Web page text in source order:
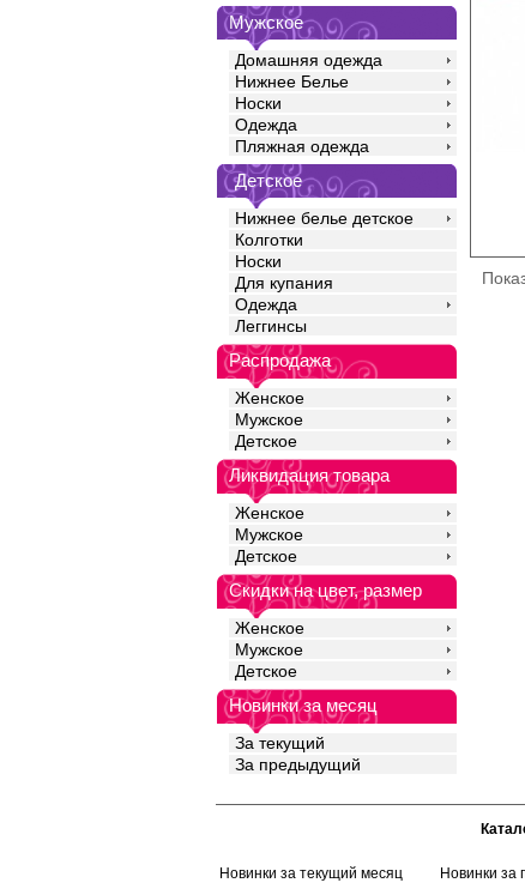
Мужское
Домашняя одежда
Нижнее Белье
Носки
Одежда
Пляжная одежда
Детское
Нижнее белье детское
Колготки
Носки
Для купания
Одежда
Леггинсы
Распродажа
Женское
Мужское
Детское
Ликвидация товара
Женское
Мужское
Детское
Скидки на цвет, размер
Женское
Мужское
Детское
Новинки за месяц
За текущий
За предыдущий
Халат женский на
свободного кроя 3/
бортам изделия,
оверлоком.
Новинки за текущий месяц Новинки